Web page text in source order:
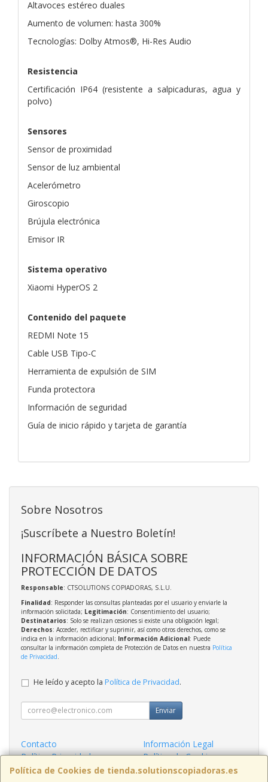
Altavoces estéreo duales
Aumento de volumen: hasta 300%
Tecnologías: Dolby Atmos®, Hi-Res Audio
Resistencia
Certificación IP64 (resistente a salpicaduras, agua y
polvo)
Sensores
Sensor de proximidad
Sensor de luz ambiental
Acelerómetro
Giroscopio
Brújula electrónica
Emisor IR
Sistema operativo
Xiaomi HyperOS 2
Contenido del paquete
REDMI Note 15
Cable USB Tipo-C
Herramienta de expulsión de SIM
Funda protectora
Información de seguridad
Guía de inicio rápido y tarjeta de garantía
Política de Cookies de tienda.solutionscopiadoras.es
Sobre Nosotros
¡Suscríbete a Nuestro Boletín!
INFORMACIÓN BÁSICA SOBRE
PROTECCIÓN DE DATOS
Responsable: CTSOLUTIONS COPIADORAS, S.L.U.
Finalidad: Responder las consultas planteadas por el usuario y enviarle la
información solicitada; Legitimación: Consentimiento del usuario;
Destinatarios: Solo se realizan cesiones si existe una obligación legal;
Derechos: Acceder, rectificar y suprimir, así como otros derechos, como se
indica en la información adicional; Información Adicional: Puede
consultar la información completa de Protección de Datos en nuestra Política
de Privacidad
He leído y acepto la Política de Privacidad.
Enviar
Contacto
Información Legal
Política Privacidad
Política de Cookies
Condiciones de Compra
Formas de Pago